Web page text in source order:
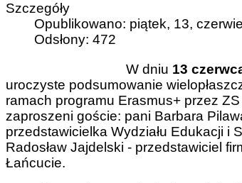
Szczegóły
Opublikowano: piątek, 13,
Odsłony: 472
W dniu 13
uroczyste podsumowanie
ramach programu Erasmus+ przez
zaproszeni goście: pani Barbara
przedstawicielka Wydziału Edukacji i
Radosław Jajdelski - przedstawiciel
Łańcucie.